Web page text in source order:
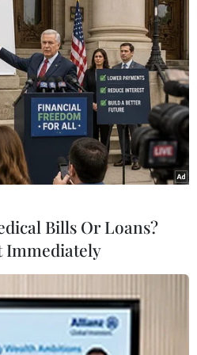
gia
lần
Nam tập
tâm của
trang trí
hình ảnh
loại
mẫu mã đa
nhiều tòa nhà cao tầng,
phố cấp II cũng như các
và trung tâm thương
Bills Or Loans?
Immediately